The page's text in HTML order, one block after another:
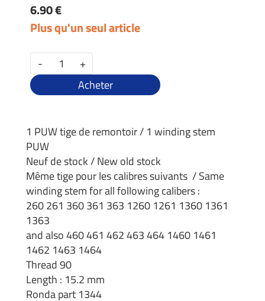
6.90 €
Plus qu'un seul article
-
+
Acheter
1 PUW tige de remontoir / 1 winding stem
PUW
Neuf de stock / New old stock
Même tige pour les calibres suivants / Same
winding stem for all following calibers :
260 261 360 361 363 1260 1261 1360 1361
1363
and also 460 461 462 463 464 1460 1461
1462 1463 1464
Thread 90
Length : 15.2 mm
Ronda part 1344